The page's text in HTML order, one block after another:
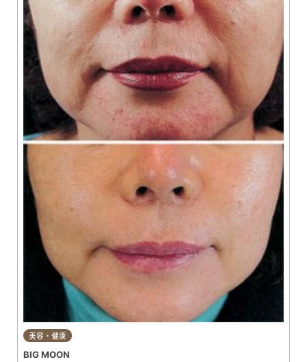
美容・健康
BIG MOON